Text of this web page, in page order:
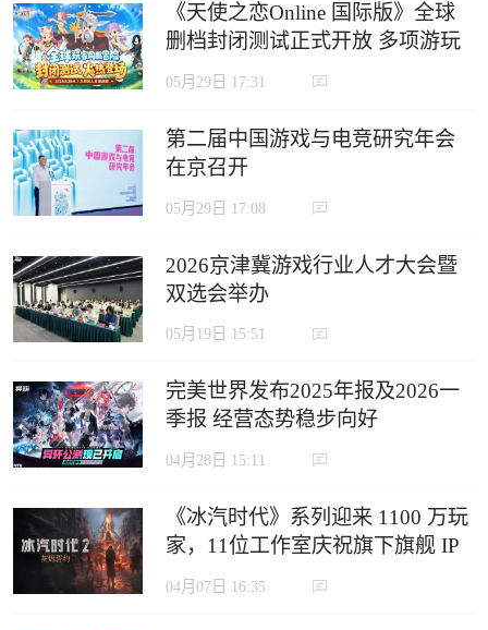
《天使之恋Online 国际版》全球
删档封闭测试正式开放 多项游玩
奖励活动限时登场
05月29日 17:31
第二届中国游戏与电竞研究年会
在京召开
05月29日 17:08
2026京津冀游戏行业人才大会暨
双选会举办
05月19日 15:51
完美世界发布2025年报及2026一
季报 经营态势稳步向好
04月28日 15:11
《冰汽时代》系列迎来 1100 万玩
家，11位工作室庆祝旗下旗舰 IP
里程碑
04月07日 16:35